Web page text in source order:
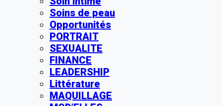
Soins de peau
Opportunités
PORTRAIT
SEXUALITE
FINANCE
LEADERSHIP
Littérature
MAQUILLAGE